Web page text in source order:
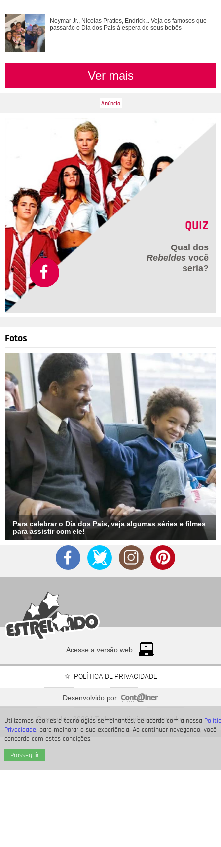
Utilizamos cookies e tecnologias semelhantes, de acordo com a nossa
Privacidade, para melhorar a sua experiência. Ao continuar navegando, você
concorda com estas condições.
Prosseguir
Ariana Grande faz desabafo em show sobre decisão de
pausar a carreira: Não foi uma reação...
Neymar Jr., Nicolas Prattes, Endrick... Veja os famosos que
passarão o Dia dos Pais à espera de seus bebês
Ver mais
QUIZ
Qual dos
Rebeldes você
seria?
Fotos
Para celebrar o Dia dos Pais, veja algumas séries e filmes
para assistir com ele!
que passarão o Dia dos Pais à espera de seus bebês
Acesse a versão web
POLÍTICA DE PRIVACIDADE
Desenvolvido por
Copyright - 2026 | Todos os direitos reservados